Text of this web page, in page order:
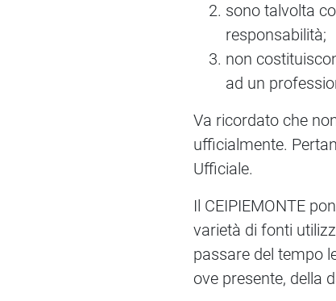
sono talvolta
responsabilità;
non
ad un
Va ricordato che
ufficialmente.
Ufficiale.
Il CEIPIEMONTE
varietà di fonti
passare del tempo
ove presente, della